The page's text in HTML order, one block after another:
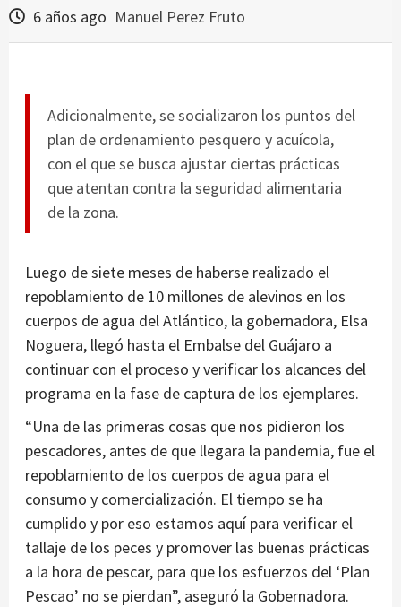
6 años ago Manuel Perez Fruto
Adicionalmente, se socializaron los puntos del
plan de ordenamiento pesquero y acuícola,
con el que se busca ajustar ciertas prácticas
que atentan contra la seguridad alimentaria
de la zona.
Luego de siete meses de haberse realizado el
repoblamiento de 10 millones de alevinos en los
cuerpos de agua del Atlántico, la gobernadora, Elsa
Noguera, llegó hasta el Embalse del Guájaro a
continuar con el proceso y verificar los alcances del
programa en la fase de captura de los ejemplares.
“Una de las primeras cosas que nos pidieron los
pescadores, antes de que llegara la pandemia, fue el
repoblamiento de los cuerpos de agua para el
consumo y comercialización. El tiempo se ha
cumplido y por eso estamos aquí para verificar el
tallaje de los peces y promover las buenas prácticas
a la hora de pescar, para que los esfuerzos del ‘Plan
Pescao’ no se pierdan”, aseguró la Gobernadora.